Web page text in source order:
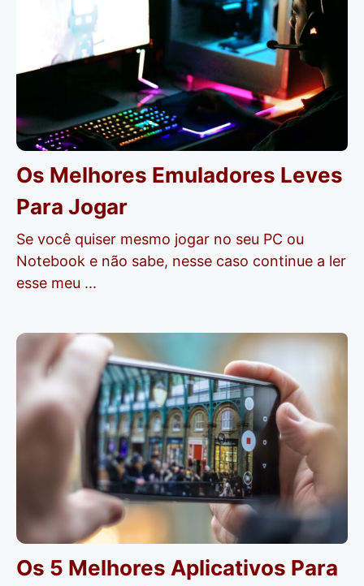
Os Melhores Emuladores Leves
Para Jogar
Se você quiser mesmo jogar no seu PC ou
Notebook e não sabe, nesse caso continue a ler
esse meu ...
Os 5 Melhores Aplicativos Para